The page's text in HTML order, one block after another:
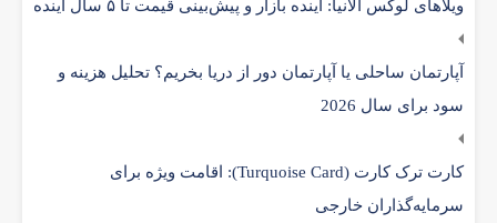
ویلاهای لوکس آلانیا: آینده بازار و پیش‌بینی قیمت تا ۵ سال آینده
آپارتمان ساحلی یا آپارتمان دور از دریا بخریم؟ تحلیل هزینه و
سود برای سال 2026
کارت ترک کارت (Turquoise Card): اقامت ویژه برای
سرمایه‌گذاران خارجی